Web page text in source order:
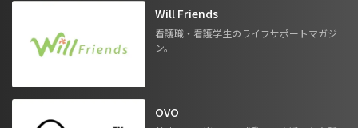
Will Friends
看護職・看護学生のライフサポートマガジ
ン。
OVO